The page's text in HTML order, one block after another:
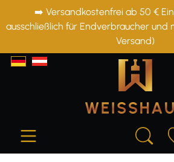
springen
➡️ Versandkostenfrei ab 50 €
ausschließlich für Endverbraucher
Versand)